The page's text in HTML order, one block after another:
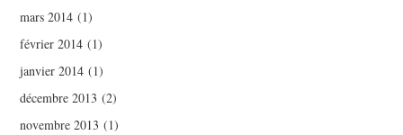
mars 2014 (1)
février 2014 (1)
janvier 2014 (1)
décembre 2013 (2)
novembre 2013 (1)